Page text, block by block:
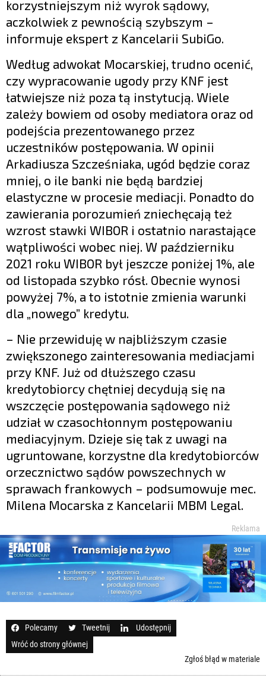
korzystniejszym niż wyrok sądowy,
aczkolwiek z pewnością szybszym –
informuje ekspert z Kancelarii SubiGo.
Według adwokat Mocarskiej, trudno ocenić,
czy wypracowanie ugody przy KNF jest
łatwiejsze niż poza tą instytucją. Wiele
zależy bowiem od osoby mediatora oraz od
podejścia prezentowanego przez
uczestników postępowania. W opinii
Arkadiusza Szcześniaka, ugód będzie coraz
mniej, o ile banki nie będą bardziej
elastyczne w procesie mediacji. Ponadto do
zawierania porozumień zniechęcają też
wzrost stawki WIBOR i ostatnio narastające
wątpliwości wobec niej. W październiku
2021 roku WIBOR był jeszcze poniżej 1%, ale
od listopada szybko rósł. Obecnie wynosi
powyżej 7%, a to istotnie zmienia warunki
dla „nowego” kredytu.
– Nie przewiduję w najbliższym czasie
zwiększonego zainteresowania mediacjami
przy KNF. Już od dłuższego czasu
kredytobiorcy chętniej decydują się na
wszczęcie postępowania sądowego niż
udział w czasochłonnym postępowaniu
mediacyjnym. Dzieje się tak z uwagi na
ugruntowane, korzystne dla kredytobiorców
orzecznictwo sądów powszechnych w
sprawach frankowych – podsumowuje mec.
Milena Mocarska z Kancelarii MBM Legal.
Reklama
Polecamy Tweetnij
Udostępnij
Wróć do strony głównej
Zgłoś błąd w materiale